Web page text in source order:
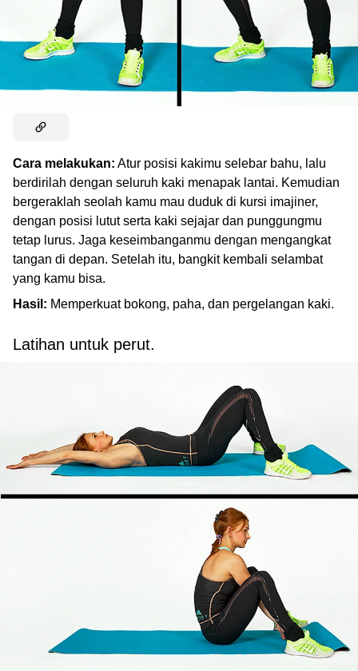
Cara melakukan: Atur posisi kakimu selebar bahu, lalu
berdirilah dengan seluruh kaki menapak lantai. Kemudian
bergeraklah seolah kamu mau duduk di kursi imajiner,
dengan posisi lutut serta kaki sejajar dan punggungmu
tetap lurus. Jaga keseimbanganmu dengan mengangkat
tangan di depan. Setelah itu, bangkit kembali selambat
yang kamu bisa.
Hasil: Memperkuat bokong, paha, dan pergelangan kaki.
Latihan untuk perut.